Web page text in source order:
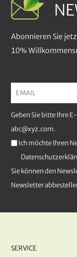
Abonnieren Sie
10%
Geben Sie bitte Ihre
abc@xyz.com.
Ich möchte Ihren
Sie können den
Newsletter
SERVICE